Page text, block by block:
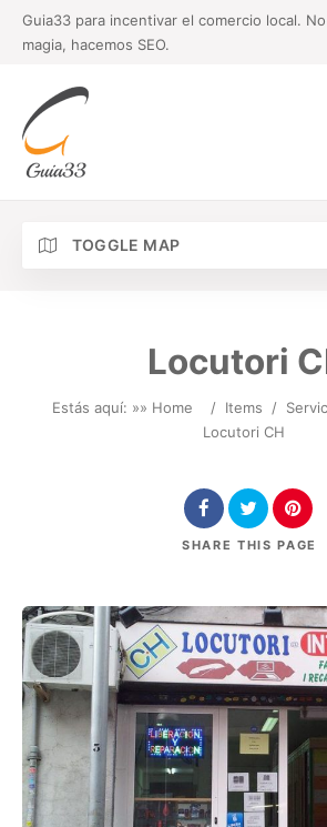
Guia33 para incentivar el comercio local.
magia, hacemos SEO.
TOGGLE MAP
Locutori
Estás aquí: »» Home / Items /
Locutori CH
SHARE THIS PAGE